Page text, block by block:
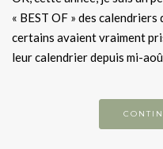
« BEST OF » des
certains avaient vraiment
leur calendrier depuis mi-